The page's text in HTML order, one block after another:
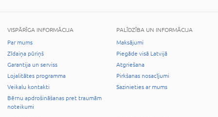
VISPĀRĪGA INFORMĀCIJA
Par mums
Zīdaiņa pūriņš
Garantija un serviss
Lojalitātes programma
Veikalu kontakti
Bērnu apdrošināšanas pret traumām
noteikumi
PALĪDZĪBA UN INFORMĀCIJA
Maksājumi
Piegāde visā Latvijā
Atgriešana
Pirkšanas nosacījumi
Sazinieties ar mums